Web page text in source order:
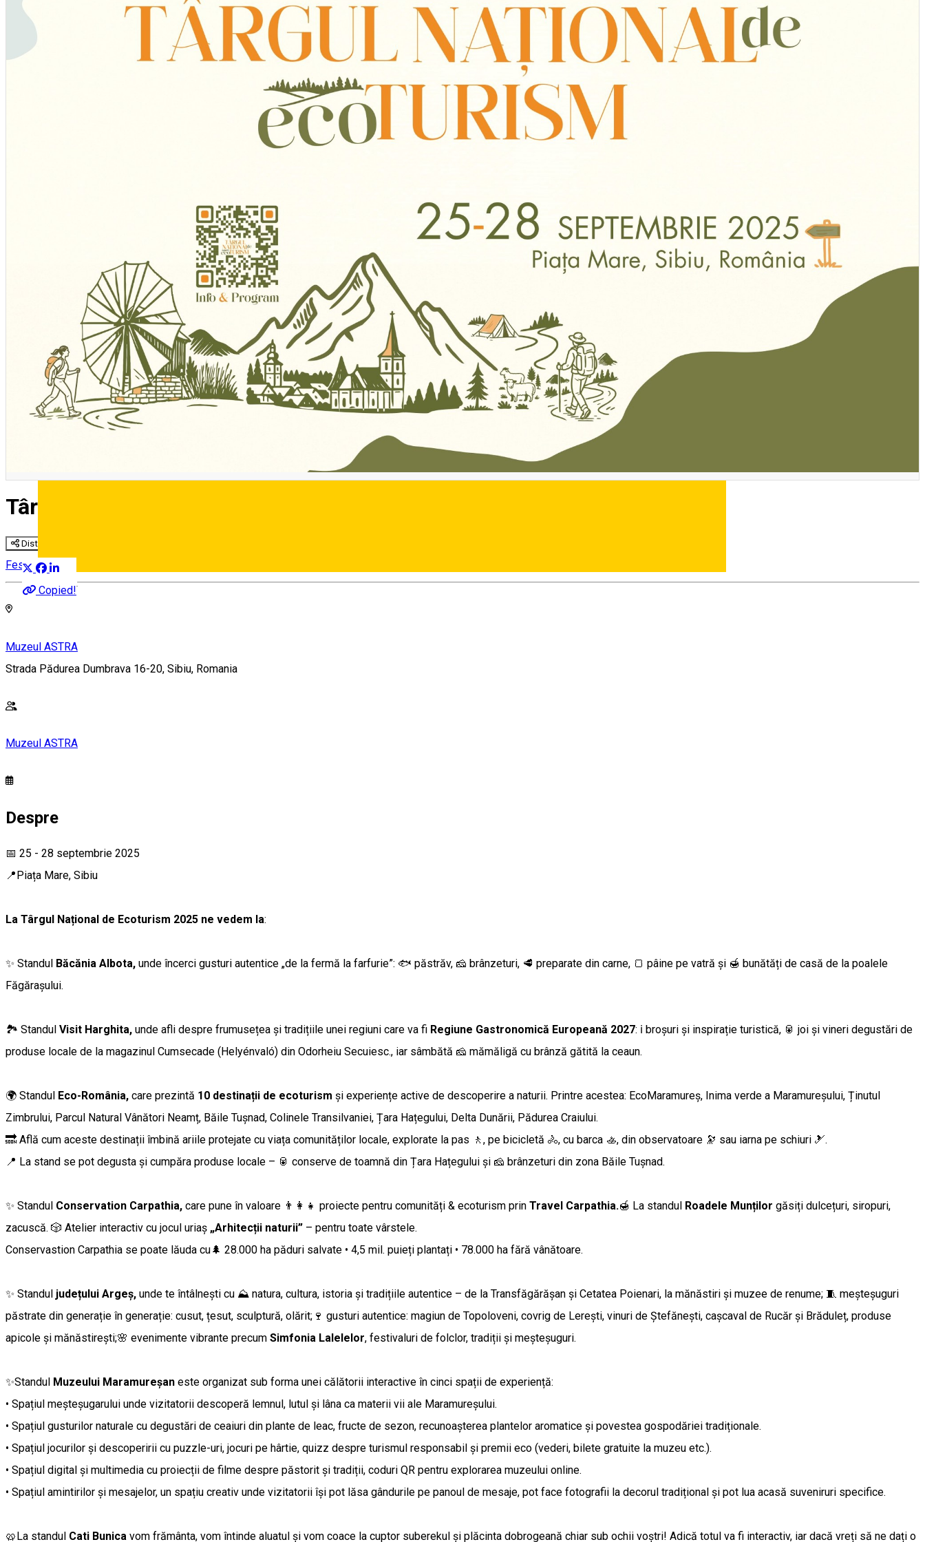
Deutsch
Târgul Național de Ecoturism
Distribuie
Copied!
Festival
Muzeul ASTRA
Strada Pădurea Dumbrava 16-20, Sibiu, Romania
Muzeul ASTRA
Despre
📅 25 - 28 septembrie 2025
📍Piața Mare, Sibiu
La Târgul Național de Ecoturism 2025 ne vedem la:
✨ Standul Băcănia Albota, unde încerci gusturi autentice „de la fermă la farfurie”: 🐟 păstrăv, 🧀 brânzeturi, 🥩 preparate din carne, 🍞 pâine pe vatră și 🍯 bunătăți de casă de la poalele
Făgărașului.
🏞 Standul Visit Harghita, unde afli despre frumusețea și tradițiile unei regiuni care va fi Regiune Gastronomică Europeană 2027: ℹ️ broșuri și inspirație turistică, 🥫 joi și vineri degustări de
produse locale de la magazinul Cumsecade (Helyénvaló) din Odorheiu Secuiesc., iar sâmbătă 🧀 mămăligă cu brânză gătită la ceaun.
🌍 Standul Eco-România, care prezintă 10 destinații de ecoturism și experiențe active de descoperire a naturii. Printre acestea: EcoMaramureș, Inima verde a Maramureșului, Ținutul
Zimbrului, Parcul Natural Vânători Neamț, Băile Tușnad, Colinele Transilvaniei, Țara Hațegului, Delta Dunării, Pădurea Craiului.
🔜 Află cum aceste destinații îmbină ariile protejate cu viața comunităților locale, explorate la pas 🚶, pe bicicletă 🚴, cu barca 🚣, din observatoare 🔭 sau iarna pe schiuri 🎿.
📍 La stand se pot degusta și cumpăra produse locale – 🥫 conserve de toamnă din Țara Hațegului și 🧀 brânzeturi din zona Băile Tușnad.
✨ Standul Conservation Carpathia, care pune în valoare 👨‍👩‍👧 proiecte pentru comunități & ecoturism prin Travel Carpathia.🍯 La standul Roadele Munților găsiți dulcețuri, siropuri,
zacuscă. 🎲 Atelier interactiv cu jocul uriaș „Arhitecții naturii” – pentru toate vârstele.
Conservastion Carpathia se poate lăuda cu🌲 28.000 ha păduri salvate • 4,5 mil. puieți plantați • 78.000 ha fără vânătoare.
✨ Standul județului Argeș, unde te întâlnești cu ⛰️ natura, cultura, istoria și tradițiile autentice – de la Transfăgărășan și Cetatea Poienari, la mănăstiri și muzee de renume; 🧵 meșteșuguri
păstrate din generație în generație: cusut, țesut, sculptură, olărit;🍷 gusturi autentice: magiun de Topoloveni, covrig de Lerești, vinuri de Ștefănești, cașcaval de Rucăr și Brăduleț, produse
apicole și mănăstirești;🌸 evenimente vibrante precum Simfonia Lalelelor, festivaluri de folclor, tradiții și meșteșuguri.
✨Standul Muzeului Maramureșan este organizat sub forma unei călătorii interactive în cinci spații de experiență:
• Spațiul meșteșugarului unde vizitatorii descoperă lemnul, lutul și lâna ca materii vii ale Maramureșului.
• Spațiul gusturilor naturale cu degustări de ceaiuri din plante de leac, fructe de sezon, recunoașterea plantelor aromatice și povestea gospodăriei tradiționale.
• Spațiul jocurilor și descoperirii cu puzzle-uri, jocuri pe hârtie, quizz despre turismul responsabil și premii eco (vederi, bilete gratuite la muzeu etc.).
• Spațiul digital și multimedia cu proiecții de filme despre păstorit și tradiții, coduri QR pentru explorarea muzeului online.
• Spațiul amintirilor și mesajelor, un spațiu creativ unde vizitatorii își pot lăsa gândurile pe panoul de mesaje, pot face fotografii la decorul tradițional și pot lua acasă suveniruri specifice.
🥨La standul Cati Bunica vom frământa, vom întinde aluatul și vom coace la cuptor suberekul și plăcinta dobrogeană chiar sub ochii voștri! Adică totul va fi interactiv, iar dacă vreți să ne dați o